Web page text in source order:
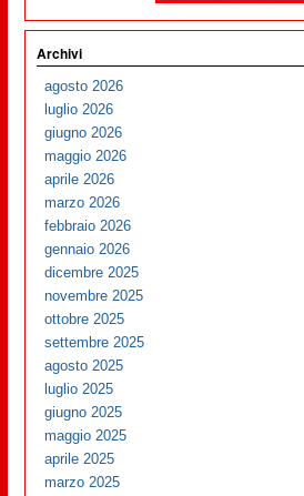
Archivi
agosto 2026
luglio 2026
giugno 2026
maggio 2026
aprile 2026
marzo 2026
febbraio 2026
gennaio 2026
dicembre 2025
novembre 2025
ottobre 2025
settembre 2025
agosto 2025
luglio 2025
giugno 2025
maggio 2025
aprile 2025
marzo 2025